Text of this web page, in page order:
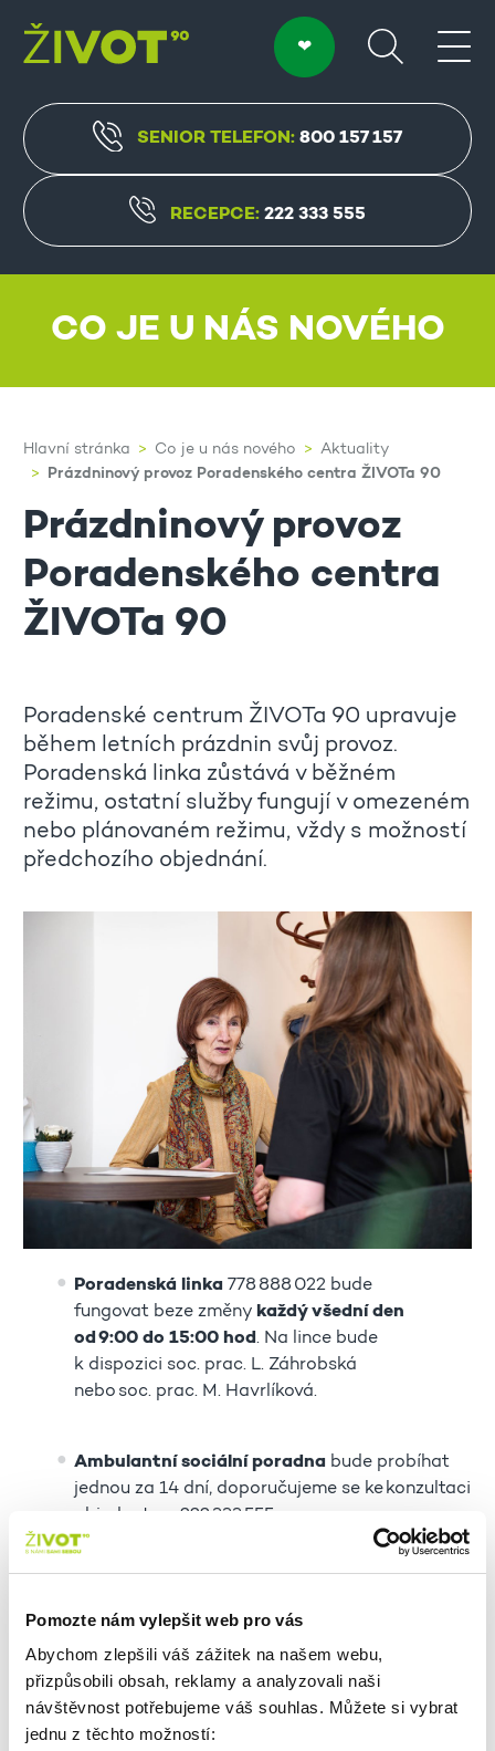
Pomozte nám vylepšit web pro vás
Abychom zlepšili váš zážitek na našem webu,
přizpůsobili obsah, reklamy a analyzovali naši
návštěvnost potřebujeme váš souhlas. Můžete si vybrat
jednu z těchto možností:
SENIOR TELEFON:800 157 157
RECEPCE:222 333 555
CO JE U NÁS NOVÉHO
Hlavní stránka Co je u nás nového Aktuality
Prázdninový provoz Poradenského centra ŽIVOTa 90
Prázdninový provoz
Poradenského centra
ŽIVOTa 90
Poradenské centrum ŽIVOTa 90 upravuje
během letních prázdnin svůj provoz.
Poradenská linka zůstává v běžném
režimu, ostatní služby fungují v omezeném
nebo plánovaném režimu, vždy s možností
předchozího objednání.
Poradenská linka 778 888 022 bude
fungovat beze změny každý všední den
od 9:00 do 15:00 hod. Na lince bude
k dispozici soc. prac. L. Záhrobská
nebo soc. prac. M. Havrlíková.
Ambulantní sociální poradna bude probíhat
jednou za 14 dní, doporučujeme se ke konzultaci
objednat na 222 333 555.
kapacitě. Ke konzultaci je vždy nutné se předem
Psychologické poradenstvíprobíhá
standardně po předchozí domluvě. K evidenci